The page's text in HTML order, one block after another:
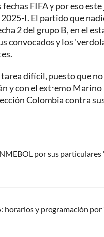
FIFA y por eso
I. El partido que
2 del grupo B, en el
convocados y los
difícil, puesto que
y con el extremo
Colombia contra
por sus
horarios y programación por